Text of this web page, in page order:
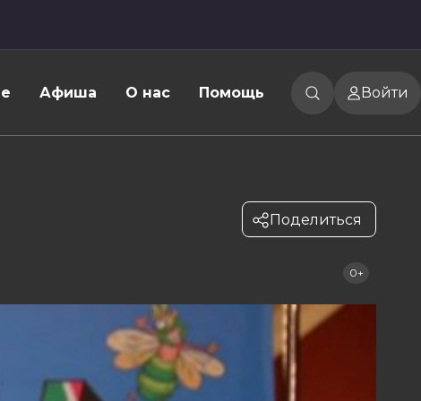
Афиша О нас Помощь Войти
Поделиться
0+